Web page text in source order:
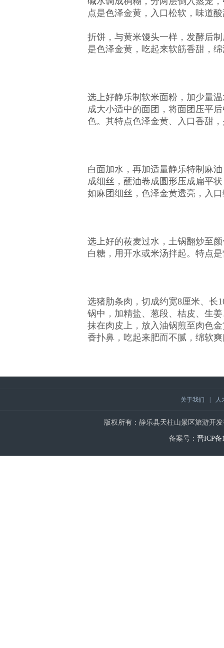
点是色泽金黄，入口松软，味道
折饼， 与黄米馒头一样，发酵后
是色泽金黄，吃起来软筋香甜，
选上好静乐制软米面粉，加少量
成大小适中的面团，将面团压平
色。其特点色泽金黄、入口香甜
白面加水，再加适量静乐特制麻
成细丝，蘸油卷成圆形压成扁平
如麻团细丝，色泽金黄透亮，入
选上好的莜麦过水，土锅翻炒至
白糖，用开水或米汤拌起。特点
选猪肋条肉，切成约宽8厘米、长
锅中，加精盐、葱段、桔皮、生
抹在肉皮上，放入油锅煎至肉色
香扑鼻，吃起来肥而不腻，绵软
关于我们 人
版权所有：静乐县天柱山景区旅游开发
备案号： 晋ICP备